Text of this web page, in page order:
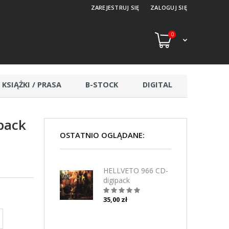
ZAREJESTRUJ SIĘ ZALOGUJ SIĘ
0
KSIĄŻKI / PRASA B-STOCK DIGITAL
OSTATNIO OGLĄDANE:
HELLVETO 966 CD-
digipack
35,00 zł